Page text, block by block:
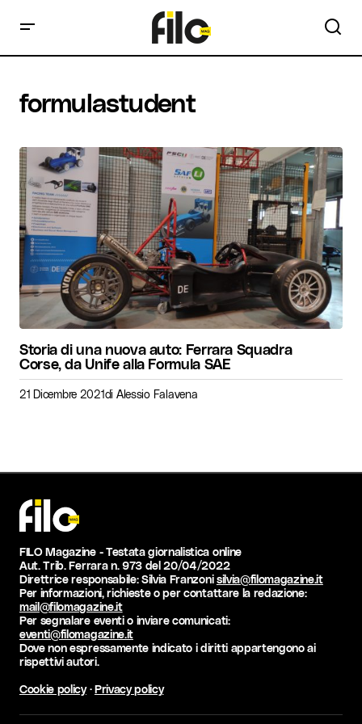
formulastudent
Storia di una nuova auto: Ferrara Squadra
Corse, da Unife alla Formula SAE
21 Dicembre 2021di Alessio Falavena
FILO Magazine - Testata giornalistica online
Aut. Trib. Ferrara n. 973 del 20/04/2022
Direttrice responsabile: Silvia Franzonisilvia@filomagazine.it
Per informazioni, richieste o per contattare la redazione:
mail@filomagazine.it
Per segnalare eventi o inviare comunicati:
eventi@filomagazine.it
Dove non espressamente indicato i diritti appartengono ai
rispettivi autori.
Cookie policy·Privacy policy